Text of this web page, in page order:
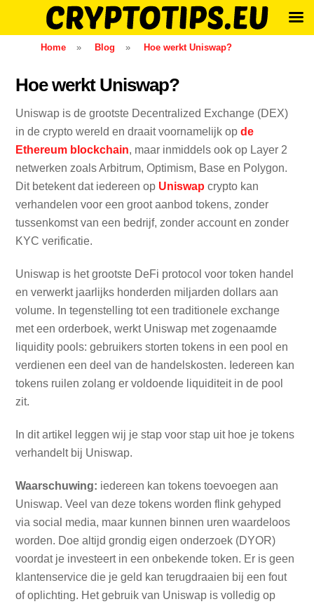
content
Home » Blog » Hoe werkt Uniswap?
Hoe werkt Uniswap?
Uniswap is de grootste Decentralized Exchange (DEX)
in de crypto wereld en draait voornamelijk opde
Ethereum blockchain, maar inmiddels ook op Layer 2
netwerken zoals Arbitrum, Optimism, Base en Polygon.
Dit betekent dat iedereen op Uniswapcrypto kan
verhandelen voor een groot aanbod tokens, zonder
tussenkomst van een bedrijf, zonder account en zonder
KYC verificatie.
Uniswap is het grootste DeFi protocol voor token handel
en verwerkt jaarlijks honderden miljarden dollars aan
volume. In tegenstelling tot een traditionele exchange
met een orderboek, werkt Uniswap met zogenaamde
liquidity pools: gebruikers storten tokens in een pool en
verdienen een deel van de handelskosten. Iedereen kan
tokens ruilen zolang er voldoende liquiditeit in de pool
zit.
In dit artikel leggen wij je stap voor stap uit hoe je tokens
verhandelt bij Uniswap.
Waarschuwing: iedereen kan tokens toevoegen aan
Uniswap. Veel van deze tokens worden flink gehyped
via social media, maar kunnen binnen uren waardeloos
worden. Doe altijd grondig eigen onderzoek (DYOR)
voordat je investeert in een onbekende token. Er is geen
klantenservice die je geld kan terugdraaien bij een fout
of oplichting. Het gebruik van Uniswap is volledig op